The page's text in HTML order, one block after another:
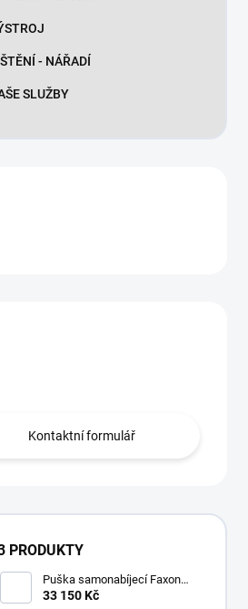
- NÁŘADÍ
SLUŽBY
Kontaktní formulář
PRODUKTY
Puška samonabíjecí Faxon
Ascent pro AR-15 .223 Rem
33 150 Kč